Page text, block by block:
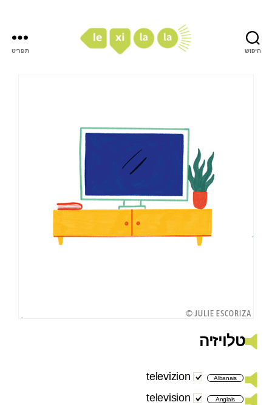
חיפוש תפריט
טלויזיה
Albanais
televizion
Anglais
television